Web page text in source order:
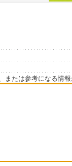
または参考になる情